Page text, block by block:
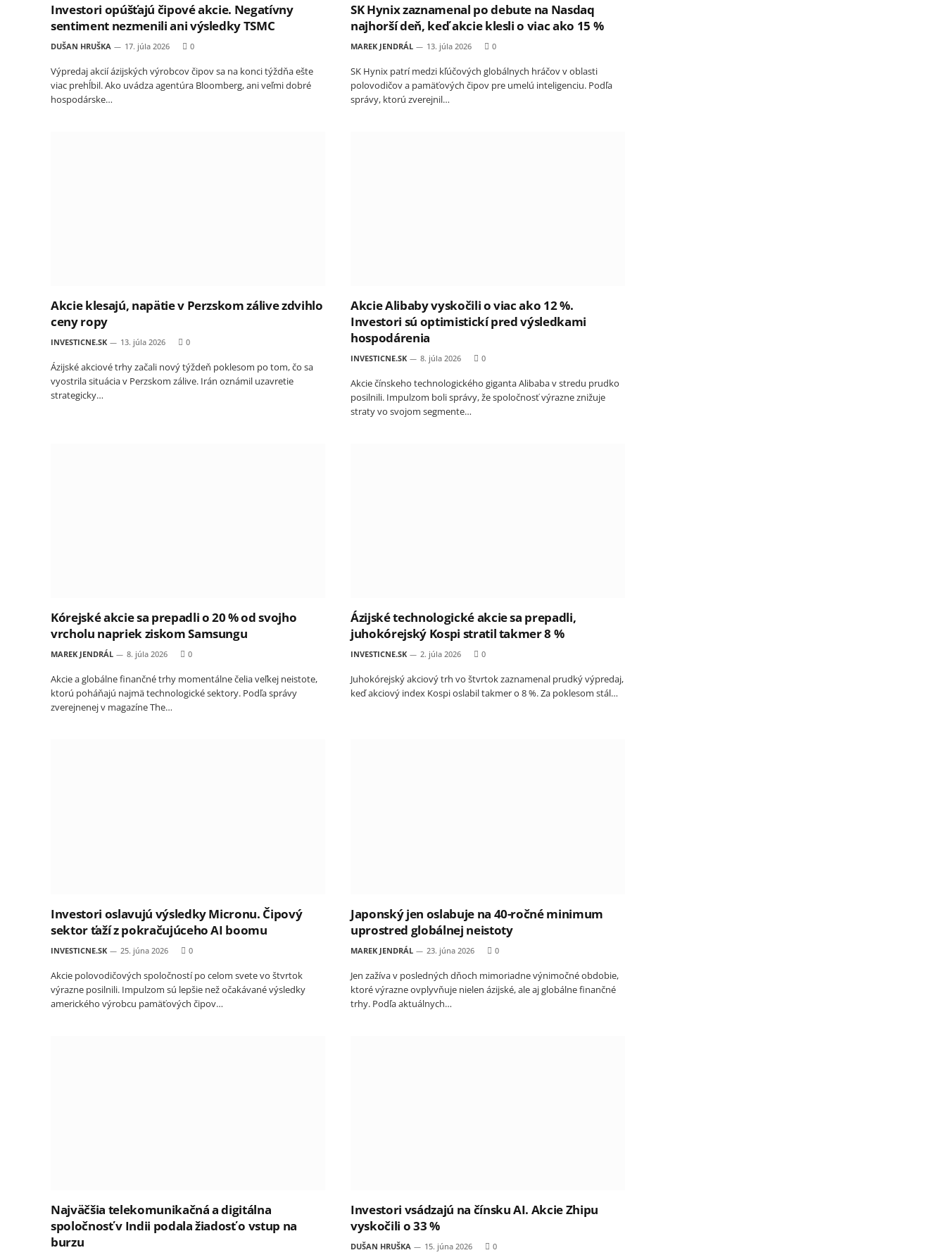
Investori opúšťajú čipové akcie. Negatívny
sentiment nezmenili ani výsledky TSMC
DUŠAN HRUŠKA 17. júla 2026 0
Výpredaj akcií ázijských výrobcov čipov sa na konci týždňa ešte
viac prehĺbil. Ako uvádza agentúra Bloomberg, ani veľmi dobré
hospodárske…
SK Hynix zaznamenal po debute na Nasdaq
najhorší deň, keď akcie klesli o viac ako 15 %
MAREK JENDRÁL 13. júla 2026 0
SK Hynix patrí medzi kľúčových globálnych hráčov v oblasti
polovodičov a pamäťových čipov pre umelú inteligenciu. Podľa
správy, ktorú zverejnil…
Akcie klesajú, napätie v Perzskom zálive zdvihlo
ceny ropy
INVESTICNE.SK 13. júla 2026 0
Ázijské akciové trhy začali nový týždeň poklesom po tom, čo sa
vyostrila situácia v Perzskom zálive. Irán oznámil uzavretie
strategicky…
Akcie Alibaby vyskočili o viac ako 12 %.
Investori sú optimistickí pred výsledkami
hospodárenia
INVESTICNE.SK 8. júla 2026 0
Akcie čínskeho technologického giganta Alibaba v stredu prudko
posilnili. Impulzom boli správy, že spoločnosť výrazne znižuje
straty vo svojom segmente…
Kórejské akcie sa prepadli o 20 % od svojho
vrcholu napriek ziskom Samsungu
MAREK JENDRÁL 8. júla 2026 0
Akcie a globálne finančné trhy momentálne čelia veľkej neistote,
ktorú poháňajú najmä technologické sektory. Podľa správy
zverejnenej v magazíne The…
Ázijské technologické akcie sa prepadli,
juhokórejský Kospi stratil takmer 8 %
INVESTICNE.SK 2. júla 2026 0
Juhokórejský akciový trh vo štvrtok zaznamenal prudký výpredaj,
keď akciový index Kospi oslabil takmer o 8 %. Za poklesom stál…
Investori oslavujú výsledky Micronu. Čipový
sektor ťaží z pokračujúceho AI boomu
INVESTICNE.SK 25. júna 2026 0
Akcie polovodičových spoločností po celom svete vo štvrtok
výrazne posilnili. Impulzom sú lepšie než očakávané výsledky
amerického výrobcu pamäťových čipov…
Japonský jen oslabuje na 40-ročné minimum
uprostred globálnej neistoty
MAREK JENDRÁL 23. júna 2026 0
Jen zažíva v posledných dňoch mimoriadne výnimočné obdobie,
ktoré výrazne ovplyvňuje nielen ázijské, ale aj globálne finančné
trhy. Podľa aktuálnych…
Najväčšia telekomunikačná a digitálna
spoločnosť v Indii podala žiadosť o vstup na
burzu
Investori vsádzajú na čínsku AI. Akcie Zhipu
vyskočili o 33 %
DUŠAN HRUŠKA 15. júna 2026 0